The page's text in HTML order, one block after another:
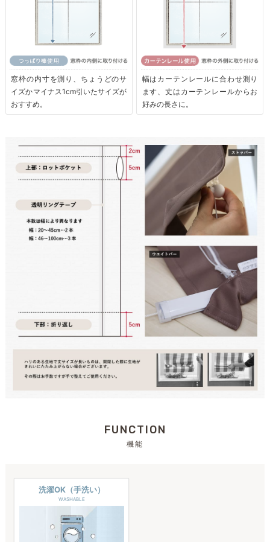
窓枠の内寸を測り、ちょうどのサ
イズかマイナス1cm引いたサイズが
おすすめ。
幅はカーテンレールに合わせ測り
ます、丈はカーテンレールからお
好みの長さに。
FUNCTION
機能
洗濯OK（手洗い）
WASHABLE